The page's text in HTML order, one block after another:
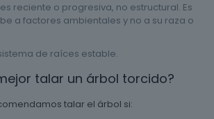
reciente o progresiva, no estructural. Es
a factores ambientales y no a su raza o
de raíces estable.
talar un árbol torcido?
talar el árbol si: